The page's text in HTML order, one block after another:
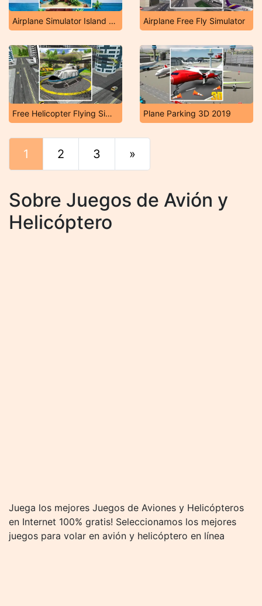
Airplane Simulator Island Travel Airplane Free Fly Simulator
Free Helicopter Flying Simulator Plane Parking 3D 2019
1 2 3 »
Sobre Juegos de Avión y
Helicóptero
Juega los mejores Juegos de Aviones y Helicópteros
en Internet 100% gratis! Seleccionamos los mejores
juegos para volar en avión y helicóptero en línea